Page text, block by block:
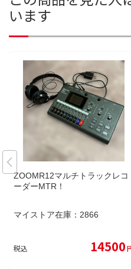
います
ZOOMR12マルチトラックレコ
ーダーMTR！
マイストア在庫： 2866
税込 14500